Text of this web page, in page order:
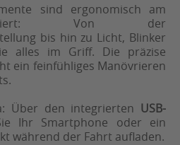
sind ergonomisch am
Von der
bis hin zu Licht, Blinker
alles im Griff. Die präzise
ein feinfühliges Manövrieren
Über den integrierten USB-
Ihr Smartphone oder ein
während der Fahrt aufladen.